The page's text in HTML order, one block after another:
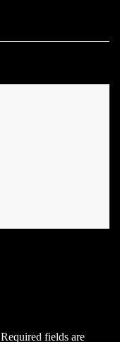
Required fields are